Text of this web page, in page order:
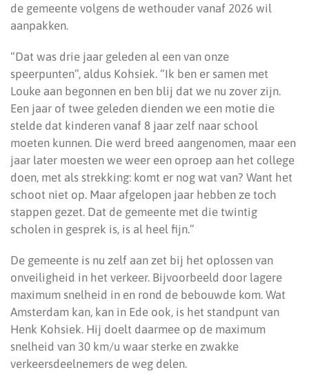
de gemeente volgens de wethouder vanaf 2026 wil
aanpakken.
“Dat was drie jaar geleden al een van onze
speerpunten”, aldus Kohsiek. “Ik ben er samen met
Louke aan begonnen en ben blij dat we nu zover zijn.
Een jaar of twee geleden dienden we een motie die
stelde dat kinderen vanaf 8 jaar zelf naar school
moeten kunnen. Die werd breed aangenomen, maar een
jaar later moesten we weer een oproep aan het college
doen, met als strekking: komt er nog wat van? Want het
schoot niet op. Maar afgelopen jaar hebben ze toch
stappen gezet. Dat de gemeente met die twintig
scholen in gesprek is, is al heel fijn.”
De gemeente is nu zelf aan zet bij het oplossen van
onveiligheid in het verkeer. Bijvoorbeeld door lagere
maximum snelheid in en rond de bebouwde kom. Wat
Amsterdam kan, kan in Ede ook, is het standpunt van
Henk Kohsiek. Hij doelt daarmee op de maximum
snelheid van 30 km/u waar sterke en zwakke
verkeersdeelnemers de weg delen.